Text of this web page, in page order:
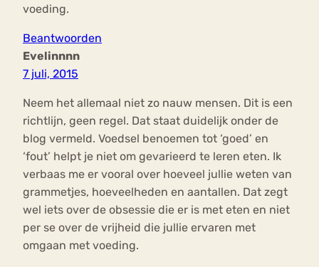
voeding.
Beantwoorden
Evelinnnn
7 juli, 2015
Neem het allemaal niet zo nauw mensen. Dit is een
richtlijn, geen regel. Dat staat duidelijk onder de
blog vermeld. Voedsel benoemen tot ‘goed’ en
‘fout’ helpt je niet om gevarieerd te leren eten. Ik
verbaas me er vooral over hoeveel jullie weten van
grammetjes, hoeveelheden en aantallen. Dat zegt
wel iets over de obsessie die er is met eten en niet
per se over de vrijheid die jullie ervaren met
omgaan met voeding.